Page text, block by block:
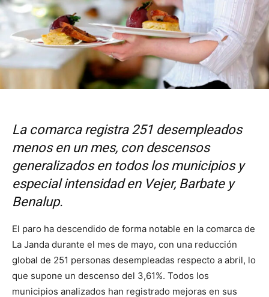
La comarca registra 251 desempleados
menos en un mes, con descensos
generalizados en todos los municipios y
especial intensidad en Vejer, Barbate y
Benalup.
El paro ha descendido de forma notable en la comarca de
La Janda durante el mes de mayo, con una reducción
global de 251 personas desempleadas respecto a abril, lo
que supone un descenso del 3,61%. Todos los
municipios analizados han registrado mejoras en sus